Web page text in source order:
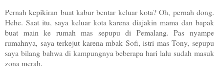
Pernah kepikiran buat kabur bentar keluar kota? Oh, pernah dong.
Hehe. Saat itu, saya keluar kota karena diajakin mama dan bapak
buat main ke rumah mas sepupu di Pemalang. Pas nyampe
rumahnya, saya terkejut karena mbak Sofi, istri mas Tony, sepupu
saya bilang bahwa di kampungnya beberapa hari lalu sudah masuk
zona merah.